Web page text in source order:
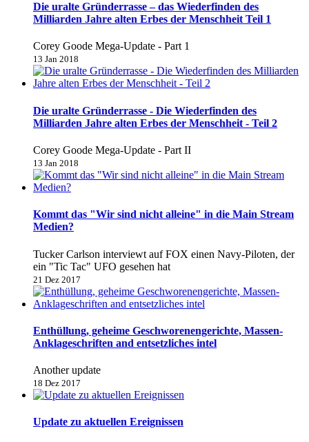
Die uralte Gründerrasse – das Wiederfinden des
Milliarden Jahre alten Erbes der Menschheit Teil 1
Corey Goode Mega-Update - Part 1
13 Jan 2018
Die uralte Gründerrasse - Die Wiederfinden des
Milliarden Jahre alten Erbes der Menschheit - Teil 2
Corey Goode Mega-Update - Part II
13 Jan 2018
Kommt das "Wir sind nicht alleine" in die Main Stream
Medien?
Tucker Carlson interviewt auf FOX einen Navy-Piloten, der
ein "Tic Tac" UFO gesehen hat
21 Dez 2017
Enthüllung, geheime Geschworenengerichte, Massen-
Anklageschriften and entsetzliches intel
Another update
18 Dez 2017
Update zu aktuellen Ereignissen